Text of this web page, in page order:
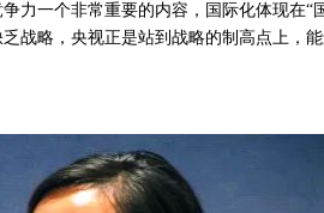
力一个非常重要的内容，国际化体现在“
战略，央视正是站到战略的制高点上，